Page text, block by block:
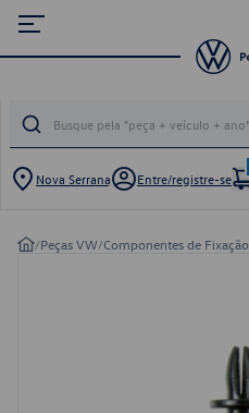
Nova Serrana Entre/registre-se
/Peças VW/Componentes de Fixação